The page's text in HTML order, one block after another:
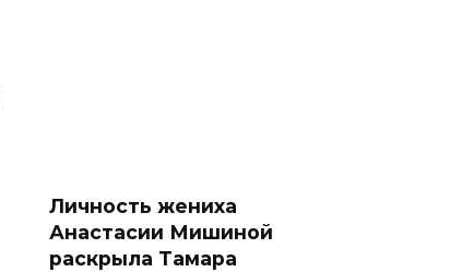
Личность жениха
Анастасии Мишиной
раскрыла Тамара